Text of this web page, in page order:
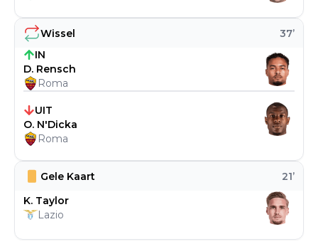
Gele Kaart 21’
K. Taylor
Lazio
Wissel 37’
IN
D. Rensch
Roma
UIT
O. N'Dicka
Roma